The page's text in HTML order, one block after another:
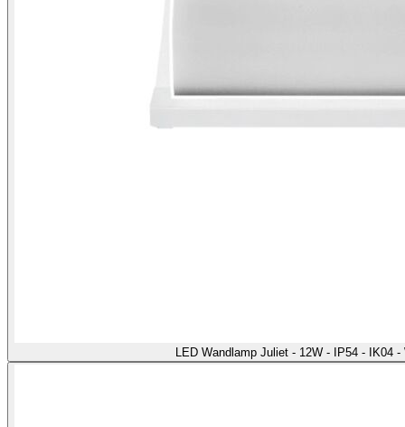
LED Wandlamp Juliet - 12W - IP54 - IK04